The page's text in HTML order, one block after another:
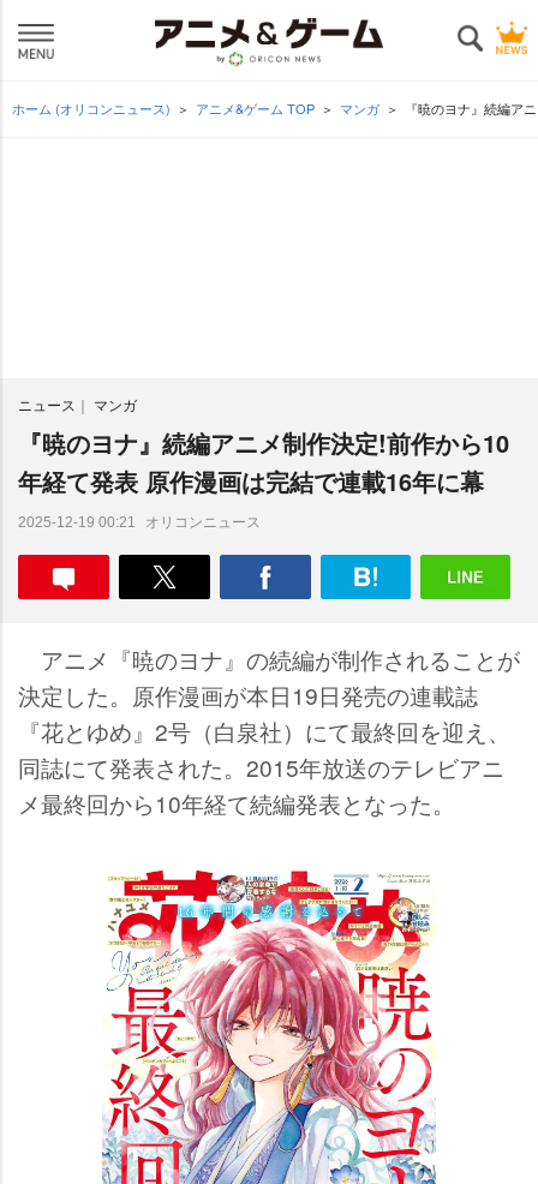
ホーム (オリコンニュース) アニメ&ゲーム TOP マンガ 『暁のヨナ』続編ア
ニュース マンガ
『暁のヨナ』続編アニメ制作決定!前作から10
年経て発表 原作漫画は完結で連載16年に幕
2025-12-19 00:21 オリコンニュース
アニメ『暁のヨナ』の続編が制作されることが
決定した。原作漫画が本日19日発売の連載誌
『花とゆめ』2号（白泉社）にて最終回を迎え、
同誌にて発表された。2015年放送のテレビアニ
メ最終回から10年経て続編発表となった。